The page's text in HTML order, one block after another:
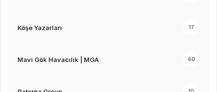
Köşe Yazarları 17
Mavi Gök Havacılık | MGA 60